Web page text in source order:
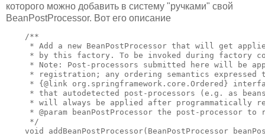
которого можно добавить в систему "ручками" свой
BeanPostProcessor. Вот его описание
    /**
* Add a new BeanPostProcessor that will get
* by this factory. To be invoked during factory
* Note: Post-processors submitted here will be
* registration; any ordering semantics expressed
* {@link org.springframework.core.Ordered}
* that autodetected post-processors (e.g. as
* will always be applied after programmatically
* @param beanPostProcessor the post-processor to
     */
void addBeanPostProcessor(BeanPostProcessor